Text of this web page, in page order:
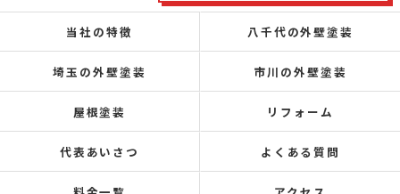
当社の特徴 八千代の外壁塗装
埼玉の外壁塗装 市川の外壁塗装
屋根塗装 リフォーム
代表あいさつ よくある質問